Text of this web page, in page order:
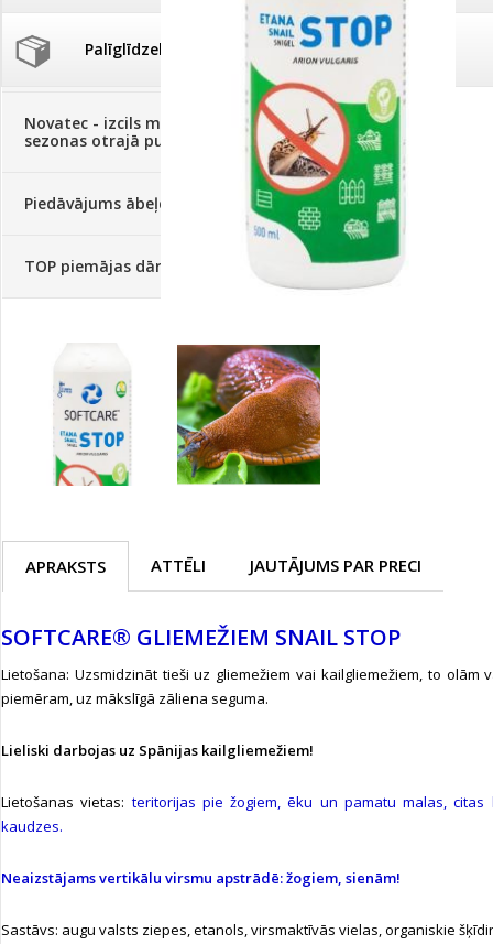
Palīglīdzekļi augu audzēšanai(72)
Klientu Diena
Novatec - izcils mēslošanai arī
sezonas otrajā pusē!
Piedāvājums ābeļdārziem
TOP piemājas dārzam 2024
APRAKSTS ATTĒLI JAUTĀJUMS PAR PRECI
SOFTCARE® GLIEMEŽIEM SNAIL STOP
Lietošana: Uzsmidzināt tieši uz gliemežiem vai kailgliemežiem, to olām
piemēram, uz mākslīgā zāliena seguma.
Lieliski darbojas uz Spānijas kailgliemežiem!
Lietošanas vietas: teritorijas pie žogiem, ēku un pamatu malas, citas
kaudzes.
Neaizstājams vertikālu virsmu apstrādē: žogiem, sienām!
Sastāvs: augu valsts ziepes, etanols, virsmaktīvās vielas, organiskie